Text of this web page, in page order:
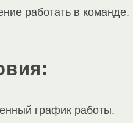
работать в команде.
график работы.